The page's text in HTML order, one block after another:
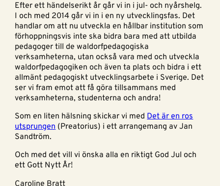
Efter ett händelserikt år går vi in i jul- och nyårshelg.
I och med 2014 går vi in i en ny utvecklingsfas. Det
handlar om att nu utveckla en hållbar institution som
förhoppningsvis inte ska bidra bara med att utbilda
pedagoger till de waldorfpedagogiska
verksamheterna, utan också vara med och utveckla
waldorfpedagogiken och även ta plats och bidra i ett
allmänt pedagogiskt utvecklingsarbete i Sverige. Det
ser vi fram emot att få göra tillsammans med
verksamheterna, studenterna och andra!
Som en liten hälsning skickar vi medDet är en ros
utsprungen(Preatorius) i ett arrangemang av Jan
Sandtröm.
Och med det vill vi önska alla en riktigt God Jul och
ett Gott Nytt År!
Caroline Bratt